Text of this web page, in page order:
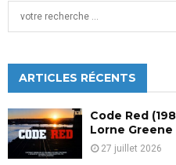
h
f
o
r
:
ARTICLES RÉCENTS
Code Red
Lorne Greene
27 juillet 2026